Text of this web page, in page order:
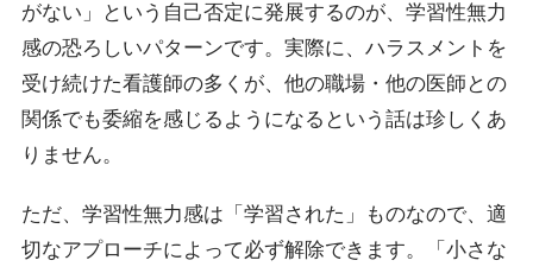
がない」という自己否定に発展するのが、学習性無力
感の恐ろしいパターンです。実際に、 ハラスメントを
受け続けた看護師の多くが、他の職場・他の医師との
関係でも委縮を感じるようになる という話は珍しくあ
りません。
ただ、学習性無力感は「学習された」ものなので、適
切なアプローチによって必ず解除できます。「小さな